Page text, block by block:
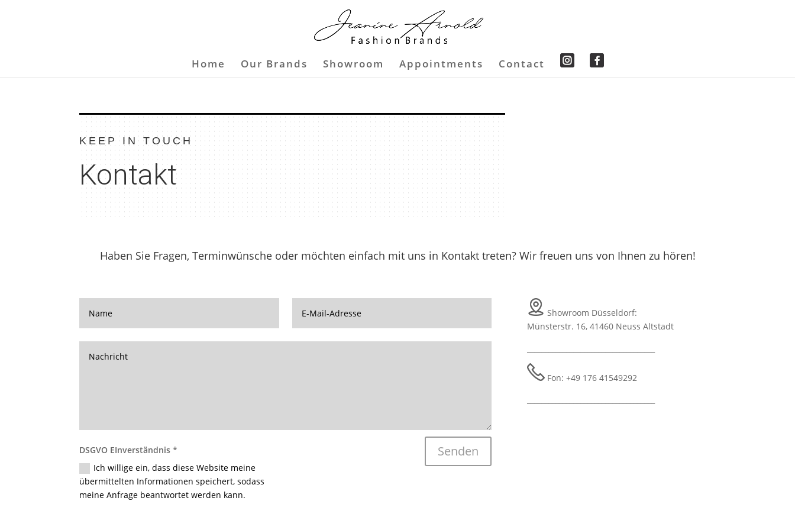
Home Our Brands Showroom Appointments Contact
KEEP IN TOUCH
Kontakt
Haben Sie Fragen, Terminwünsche oder möchten einfach mit uns in Kontakt treten? Wir freuen uns von Ihnen zu hören!
DSGVO EInverständnis *
Ich willige ein, dass diese Website meine
übermittelten Informationen speichert, sodass
meine Anfrage beantwortet werden kann.
Senden
Showroom Düsseldorf:
Münsterstr. 16, 41460 Neuss Altstadt
Fon: +49 176 41549292